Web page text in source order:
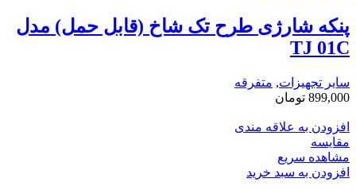
پنکه شارژی طرح تک شاخ (قابل حمل) مدل
TJ 01C
سایر تجهیزات, متفرقه
899,000 تومان
افزودن به علاقه مندی
مقایسه
مشاهده سریع
افزودن به سبد خرید